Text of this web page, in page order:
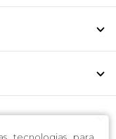
tecnologias para